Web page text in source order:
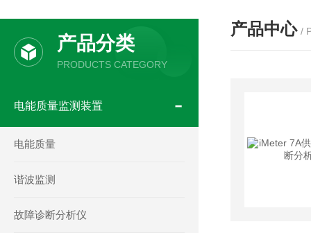
产品分类
PRODUCTS CATEGORY
电能质量监测装置
电能质量
谐波监测
故障诊断分析仪
产品中心 /